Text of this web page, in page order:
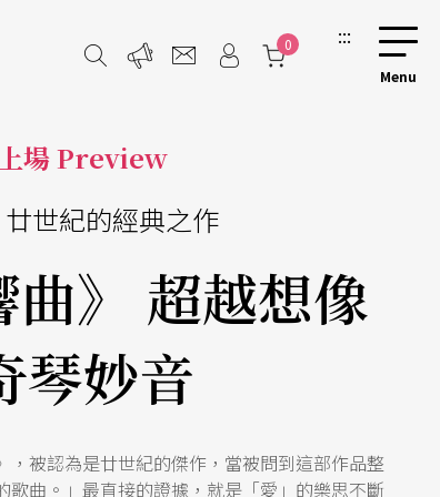
0 :::
場 Preview
世紀的經典之作
曲》 超越想像
琴妙音
被認為是廿世紀的傑作，當被問到這部作品整
曲。」最直接的證據，就是「愛」的樂思不斷